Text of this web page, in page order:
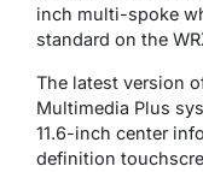
inch multi-spoke
standard on the
The latest version
Multimedia Plus
11.6-inch center
definition